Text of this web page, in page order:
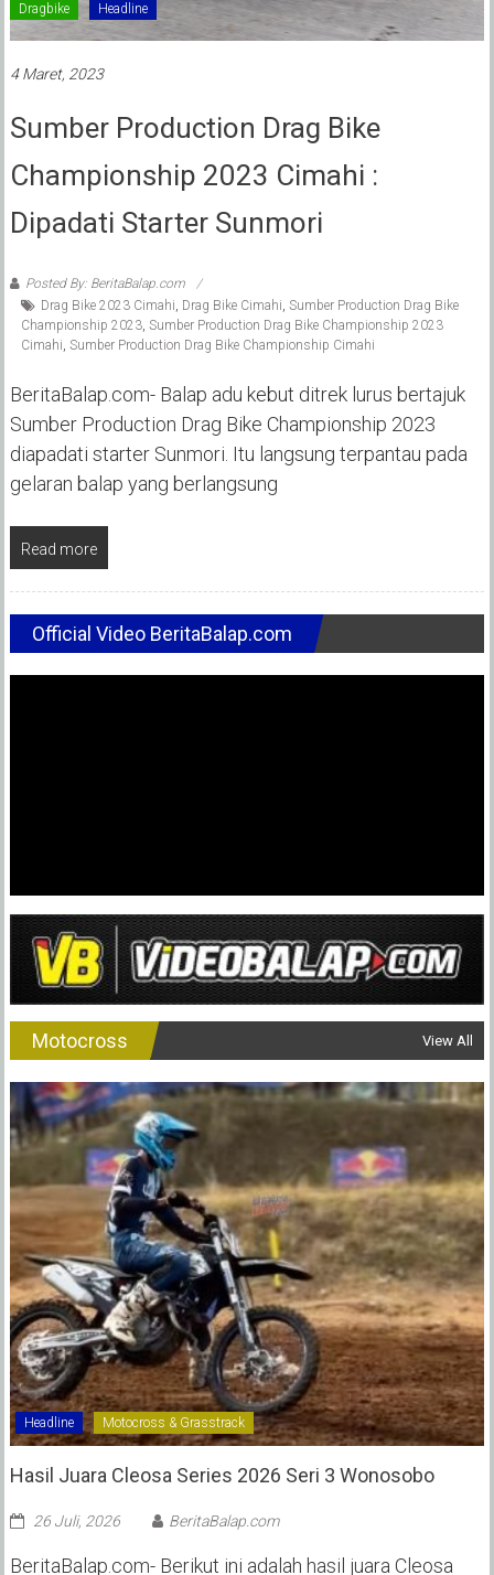
Dragbike Headline
4 Maret, 2023
Sumber Production Drag Bike
Championship 2023 Cimahi :
Dipadati Starter Sunmori
Posted By: BeritaBalap.com
Drag Bike 2023 Cimahi, Drag Bike Cimahi, Sumber Production Drag Bike
Championship 2023, Sumber Production Drag Bike Championship 2023
Cimahi, Sumber Production Drag Bike Championship Cimahi
BeritaBalap.com- Balap adu kebut ditrek lurus bertajuk
Sumber Production Drag Bike Championship 2023
diapadati starter Sunmori. Itu langsung terpantau pada
gelaran balap yang berlangsung
Read more
Official Video BeritaBalap.com
Motocross View All
Headline Motocross & Grasstrack
Hasil Juara Cleosa Series 2026 Seri 3 Wonosobo ‎
26 Juli, 2026 BeritaBalap.com
BeritaBalap.com- Berikut ini adalah hasil juara Cleosa